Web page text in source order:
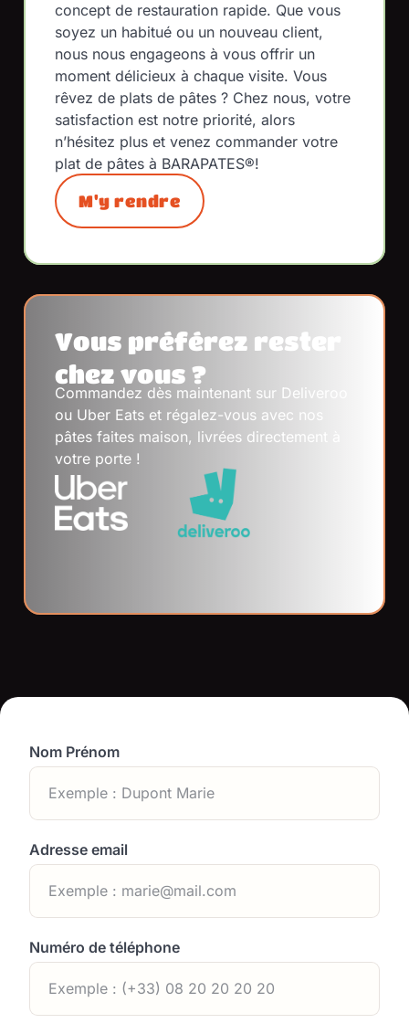
concept de restauration rapide. Que vous
soyez un habitué ou un nouveau client,
nous nous engageons à vous offrir un
moment délicieux à chaque visite. Vous
rêvez de plats de pâtes ? Chez nous, votre
satisfaction est notre priorité, alors
n’hésitez plus et venez commander votre
plat de pâtes à BARAPATES®!
M'y rendre
Vous préférez rester
chez vous ?
Commandez dès maintenant sur Deliveroo
ou Uber Eats et régalez-vous avec nos
pâtes faites maison, livrées directement à
votre porte !
Nom Prénom
Adresse email
Numéro de téléphone